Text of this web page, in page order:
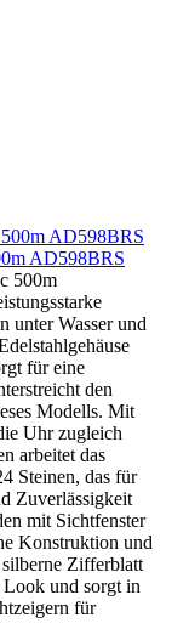
AD598BRS
500m
unter Wasser und
für eine
den
Modells. Mit
Uhr zugleich
arbeitet das
Steinen, das für
Zuverlässigkeit
mit Sichtfenster
Konstruktion und
Zifferblatt
und sorgt in
für